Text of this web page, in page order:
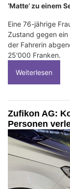
‘Matte’ zu einem
Eine 76-jährige
Zustand gegen ein
der Fahrerin
25'000 Franken.
Weiterlesen
Zufikon AG:
Personen